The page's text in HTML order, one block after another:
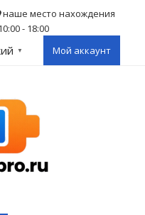
наше место нахождения
- 18:00
▼ Мой аккаунт